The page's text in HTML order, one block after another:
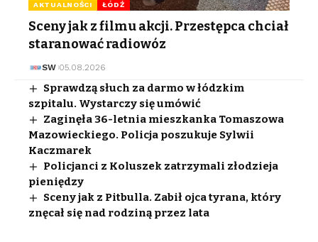
AKTUALNOŚCI ŁÓDŹ
Sceny jak z filmu akcji. Przestępca chciał
staranować radiowóz
SW 05.08.2026
Sprawdzą słuch za darmo w łódzkim
szpitalu. Wystarczy się umówić
Zaginęła 36-letnia mieszkanka Tomaszowa
Mazowieckiego. Policja poszukuje Sylwii
Kaczmarek
Policjanci z Koluszek zatrzymali złodzieja
pieniędzy
Sceny jak z Pitbulla. Zabił ojca tyrana, który
znęcał się nad rodziną przez lata